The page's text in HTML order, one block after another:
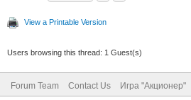
View a Printable Version
Users browsing this thread: 1 Guest(s)
Forum Team Contact Us Игра "Акционер"